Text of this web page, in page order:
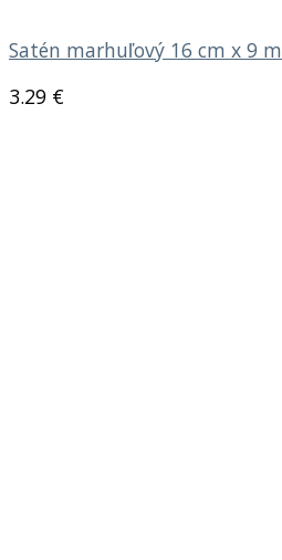
Satén marhuľový 16 cm x 9 m
3.29 €